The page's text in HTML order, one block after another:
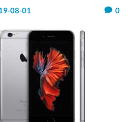
08-01 0